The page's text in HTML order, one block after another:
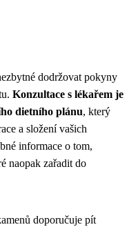
dodržovat pokyny
Konzultace s lékařem je
dietního plánu, který
a složení vašich
informace o tom,
naopak zařadit do
doporučuje pít